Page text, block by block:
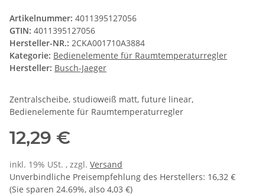
Artikelnummer: 4011395127056
GTIN: 4011395127056
Hersteller-NR.: 2CKA001710A3884
Kategorie: Bedienelemente für Raumtemperaturregler
Hersteller: Busch-Jaeger
Zentralscheibe, studioweiß matt, future linear,
Bedienelemente für Raumtemperaturregler
12,29 €
inkl. 19% USt. , zzgl. Versand
Unverbindliche Preisempfehlung des Herstellers: 16,32 €
(Sie sparen 24.69%, also 4,03 €)